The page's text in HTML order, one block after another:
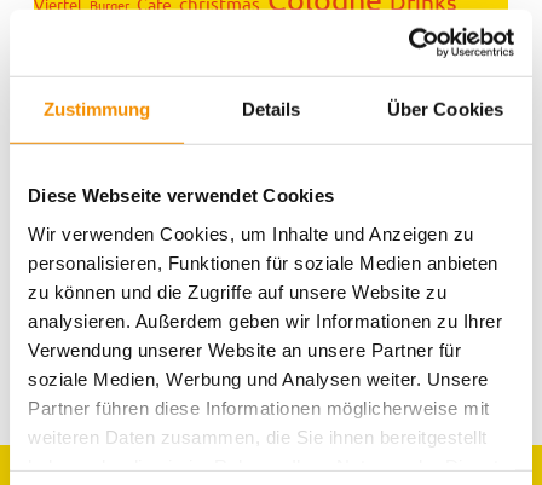
Zustimmung Details Über Cookies
Diese Webseite verwendet Cookies
Wir verwenden Cookies, um Inhalte und Anzeigen zu
personalisieren, Funktionen für soziale Medien anbieten
zu können und die Zugriffe auf unsere Website zu
analysieren. Außerdem geben wir Informationen zu Ihrer
Verwendung unserer Website an unsere Partner für
soziale Medien, Werbung und Analysen weiter. Unsere
Partner führen diese Informationen möglicherweise mit
weiteren Daten zusammen, die Sie ihnen bereitgestellt
Viertel Burger
Essen für alle
Karneval kiddys Kreativität Kunst Köln Köln bei
Nacht Köln Umgebung lifestyle Messe Messen music
Spielen & Spaß Sport summertime
Trinken Typisch Köln Umgebung Veranstaltungen
Weihnachten Weihnachtszeit